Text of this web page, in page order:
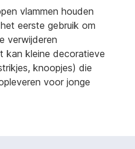
vlammen houden
eerste gebruik om
verwijderen
kan kleine decoratieve
knoopjes) die
voor jonge